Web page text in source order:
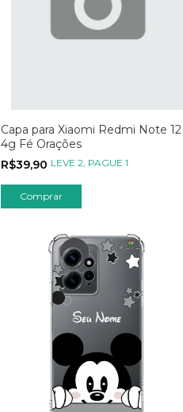
Capa para Xiaomi Redmi Note 12
4g Fé Orações
R$39,90 LEVE 2, PAGUE 1
Comprar